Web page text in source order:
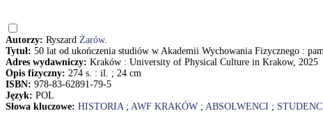
Autorzy: Ryszard Żarów.
Tytuł: 50 lat od ukończenia studiów w Akademii Wychowania Fizycznego :
Adres wydawniczy: Kraków : University of Physical Culture in Krakow, 2025
Opis fizyczny: 274 s. : il. ; 24 cm
ISBN: 978-83-62891-79-5
Język: POL
Słowa kluczowe: HISTORIA; AWF KRAKÓW ; ABSOLWENCI ;